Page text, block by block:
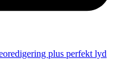
plus perfekt lyd